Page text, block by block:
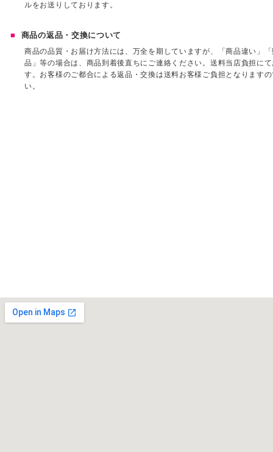
ルをお送りしております。
商品の返品・交換について
商品の品質・お届け方法には、万全を期していますが、「商品違い」
品」等の場合は、商品到着後直ちにご連絡ください。送料当店負担に
す。お客様のご都合による返品・交換は送料お客様ご負担となります
い。